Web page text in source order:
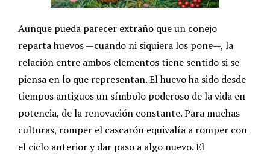
Aunque pueda parecer extraño que un conejo
reparta huevos —cuando ni siquiera los pone—, la
relación entre ambos elementos tiene sentido si se
piensa en lo que representan. El huevo ha sido desde
tiempos antiguos un símbolo poderoso de la vida en
potencia, de la renovación constante. Para muchas
culturas, romper el cascarón equivalía a romper con
el ciclo anterior y dar paso a algo nuevo. El